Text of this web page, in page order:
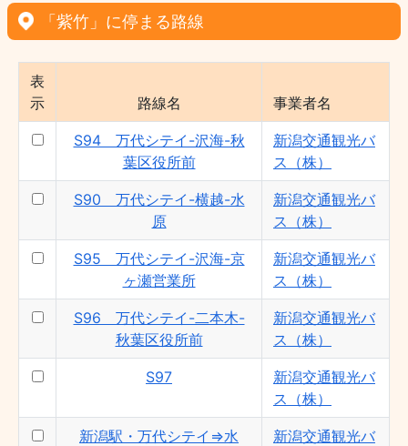
「紫竹」に停まる路線
表
示
路線名 事業者名
S94 万代シテイ-沢海-秋
葉区役所前
新潟交通観光バ
ス（株）
S90 万代シテイ-横越-水
原
新潟交通観光バ
ス（株）
S95 万代シテイ-沢海-京
ヶ瀬営業所
新潟交通観光バ
ス（株）
S96 万代シテイ-二本木-
秋葉区役所前
新潟交通観光バ
ス（株）
S97
新潟交通観光バ
ス（株）
新潟駅・万代シテイ⇒水
新潟交通観光バ